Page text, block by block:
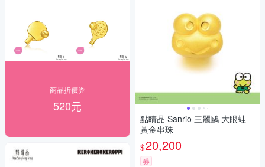
商品折價券
520元
點睛品 Sanrio 三麗鷗 大眼蛙
黃金串珠
$20,200
券